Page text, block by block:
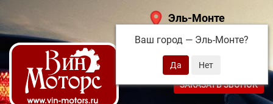
Эль-Монте
Ваш город — Эль-Монте?
+7 (495) 108-68-71
ЗАКАЗАТЬ ЗВОНОК